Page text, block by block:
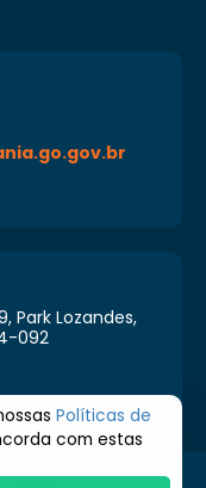
Park Lozandes,
092
Políticas de
com estas